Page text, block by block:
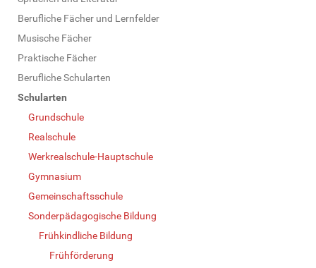
Berufliche Fächer und Lernfelder
Musische Fächer
Praktische Fächer
Berufliche Schularten
Schularten
Grundschule
Realschule
Werkrealschule-Hauptschule
Gymnasium
Gemeinschaftsschule
Sonderpädagogische Bildung
Frühkindliche Bildung
Frühförderung